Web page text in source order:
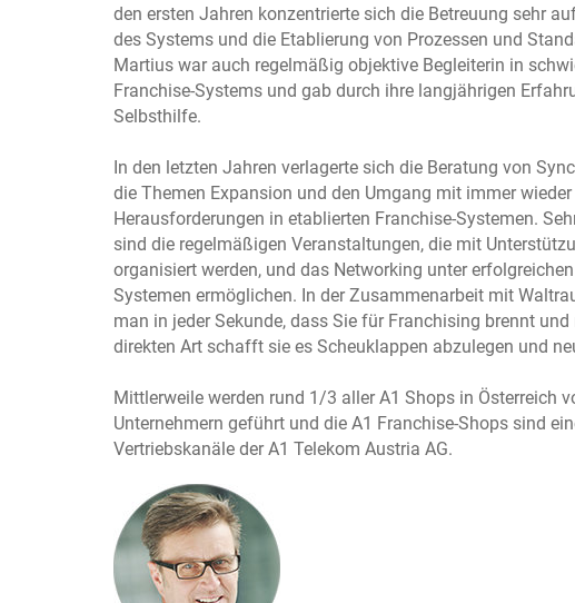
den ersten Jahren konzentrierte sich die Betreuung sehr
des Systems und die Etablierung von Prozessen und
Martius war auch regelmäßig objektive Begleiterin in
Franchise-Systems und gab durch ihre langjährigen
Selbsthilfe.
In den letzten Jahren verlagerte sich die Beratung von
die Themen Expansion und den Umgang mit immer
Herausforderungen in etablierten Franchise-Systemen.
sind die regelmäßigen Veranstaltungen, die mit
organisiert werden, und das Networking unter
Systemen ermöglichen. In der Zusammenarbeit mit
man in jeder Sekunde, dass Sie für Franchising brennt
direkten Art schafft sie es Scheuklappen abzulegen und
Mittlerweile werden rund 1/3 aller A1 Shops in Österreich
Unternehmern geführt und die A1 Franchise-Shops sind
Vertriebskanäle der A1 Telekom Austria AG.